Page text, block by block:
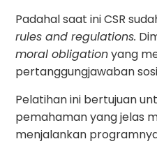
Padahal saat ini CSR
rules and regulations.
moral obligationyang
pertanggungjawaban
Pelatihan ini bertujuan
pemahaman yang jelas
menjalankan